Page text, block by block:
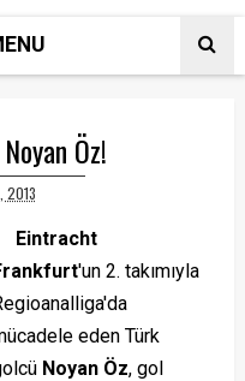
Öz!
2013
Eintracht
'un 2. takımıyla
eden Türk
Noyan Öz, gol